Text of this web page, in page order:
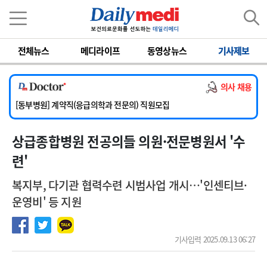
전체뉴스 메디라이프 동영상뉴스 기사제보
의사 채용
[서울아산병원] 2026년 하반기 인턴 모집
[영남대학교의료원] 마취통증의학과 임기제 임상의사 채용
[충남대학교병원] 소아청소년과(소아응급전담) 계약직 의사 공개채용
[동부병원] 계약직(응급의학과 전문의) 직원모집
[이대목동병원] 하반기 전공의(레지던트1년차) 모집
[서울아산병원] 2026년 하반기 인턴 모집
[영남대학교의료원] 마취통증의학과 임기제 임상의사 채용
상급종합병원 전공의들 의원·전문병원서 '수
련'
복지부, 다기관 협력수련 시범사업 개시…'인센티브·
운영비' 등 지원
기사입력 2025.09.13 06:27